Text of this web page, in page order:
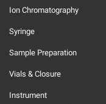
Ion Chromatography
Syringe
Sample Preparation
Vials & Closure
Instrument